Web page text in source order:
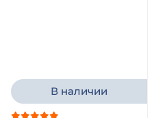
В наличии